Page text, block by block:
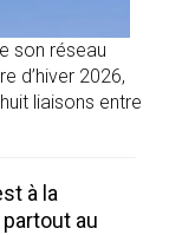
son réseau
d’hiver 2026,
liaisons entre
à la
au